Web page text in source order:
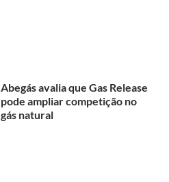
Abegás avalia que Gas Release
pode ampliar competição no
gás natural